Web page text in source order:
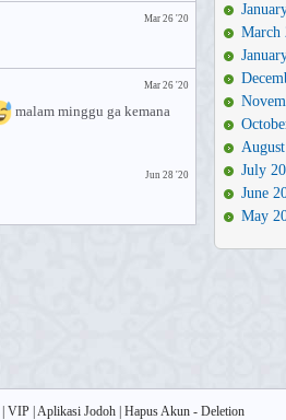
Mar 26 '20
Mar 26 '20
malam minggu ga kemana
Jun 28 '20
March
July
June
May
VIP Aplikasi Jodoh Hapus Akun - Deletion